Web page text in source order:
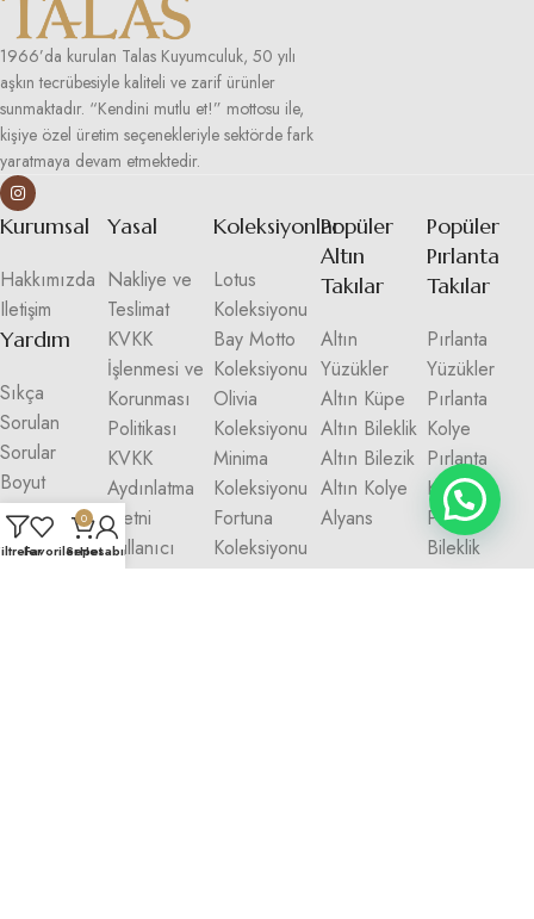
1966’da kurulan Talas Kuyumculuk, 50 yılı
aşkın tecrübesiyle kaliteli ve zarif ürünler
sunmaktadır. “Kendini mutlu et!” mottosu ile,
kişiye özel üretim seçenekleriyle sektörde fark
yaratmaya devam etmektedir.
Kurumsal
Hakkımızda
Iletişim
Yardım
Sıkça
Sorulan
Sorular
Boyut
Kılavuzu
Yasal
Nakliye ve
Teslimat
KVKK
İşlenmesi ve
Korunması
Politikası
KVKK
Aydınlatma
Metni
Kullanıcı
Sözleşmesi
Koleksiyonlar
Lotus
Koleksiyonu
Bay Motto
Koleksiyonu
Olivia
Koleksiyonu
Minima
Koleksiyonu
Fortuna
Koleksiyonu
Eterna
Popüler
Altın
Takılar
Altın
Yüzükler
Altın Küpe
Altın Bileklik
Altın Bilezik
Altın Kolye
Alyans
Popüler
Pırlanta
Takılar
Pırlanta
Yüzükler
Pırlanta
Kolye
Pırlanta
Küpe
Pırlanta
Bileklik
Pırlanta
Favoriler
0
Sepet
Hesabım